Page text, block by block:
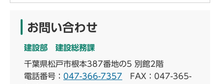
お問い合わせ
建設部 建設総務課
千葉県松戸市根本387番地の5 別館2階
電話番号： 047-366-7357 FAX：047-365-